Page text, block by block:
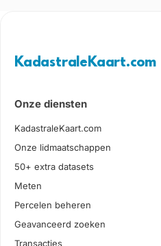
KadastraleKaart.com
Onze diensten
KadastraleKaart.com
Onze lidmaatschappen
50+ extra datasets
Meten
Percelen beheren
Geavanceerd zoeken
Transacties